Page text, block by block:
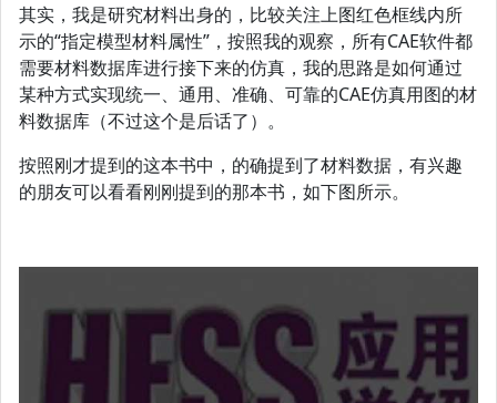
其实，我是研究材料出身的，比较关注上图红色框线内所
示的“指定模型材料属性”，按照我的观察，所有CAE软件都
需要材料数据库进行接下来的仿真，我的思路是如何通过
某种方式实现统一、通用、准确、可靠的CAE仿真用图的材
料数据库（不过这个是后话了）。
按照刚才提到的这本书中，的确提到了材料数据，有兴趣
的朋友可以看看刚刚提到的那本书，如下图所示。